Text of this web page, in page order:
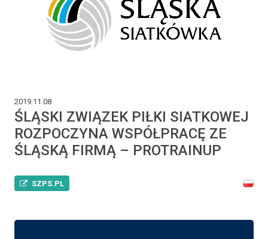
2019.11.08
ŚLĄSKI ZWIĄZEK PIŁKI SIATKOWEJ
ROZPOCZYNA WSPÓŁPRACĘ ZE
ŚLĄSKĄ FIRMĄ – PROTRAINUP
SZPS.PL